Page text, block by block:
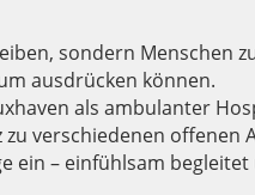
sondern Menschen
ausdrücken können.
als ambulanter
zu verschiedenen offenen
ein – einfühlsam